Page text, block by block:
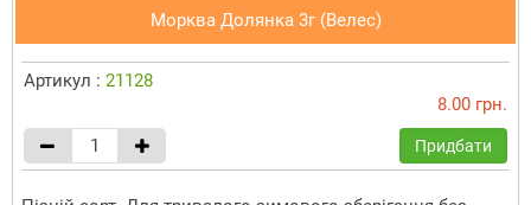
Морква Долянка 3г (Велес)
Артикул : 21128
8.00 грн.
Придбати